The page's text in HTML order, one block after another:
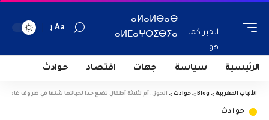
الخبر كما
هو...
ⴰⵍⴰⵍⴱⴰⴱ
ⴰⵍⵎⴰⵖⵔⵉⴱⵢⴰ
Aa
الرئيسية سياسة جهات اقتصاد حوادث
الألباب المغربية >
Blog
> حوادث > الحوز.. أم لثلاثة أطفال تضع حدا لحياتها شنقا في ظروف غامضة
حوادث